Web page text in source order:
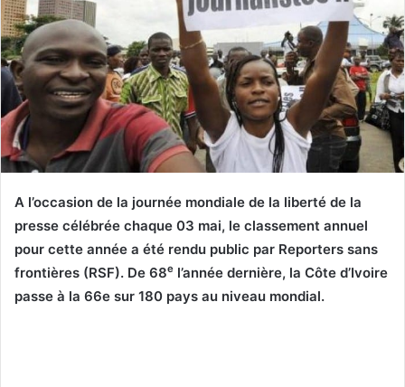
A l’occasion de la journée mondiale de la liberté de la
presse célébrée chaque 03 mai, le classement annuel
pour cette année a été rendu public par Reporters sans
frontières (RSF). De 68e l’année dernière, la Côte d’Ivoire
passe à la 66e sur 180 pays au niveau mondial.